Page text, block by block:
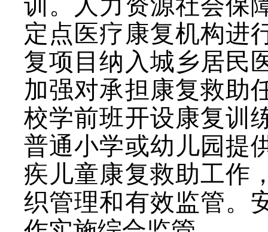
定点医疗康复机构进
复项目纳入城乡居民
加强对承担康复救助
校学前班开设康复训
普通小学或幼儿园提
疾儿童康复救助工作
织管理和有效监管。